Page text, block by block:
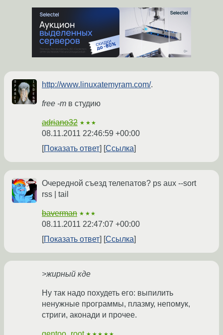
http://www.linuxatemyram.com/.
free -m в студию
adriano32 ★★★
08.11.2011 22:46:59 +00:00
Показать ответ
Ссылка
Очередной съезд телепатов? ps aux --sort
rss | tail
baverman ★★★
08.11.2011 22:47:07 +00:00
Показать ответ
Ссылка
>жирный кде
Ну так надо похудеть его: выпилить
ненужные программы, плазму, непомук,
стриги, аконади и прочее.